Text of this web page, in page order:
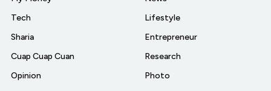
Tech
Sharia
Cuap Cuap Cuan
Opinion
Lifestyle
Entrepreneur
Research
Photo